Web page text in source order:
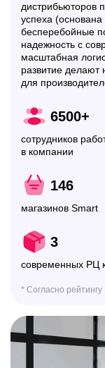
дистрибьюторов
успеха
бесперебойные
надежность с
масштабная
развитие делают
для
6500+
сотрудников
в компании
146
магазинов Smart
3
современных РЦ
* Согласно